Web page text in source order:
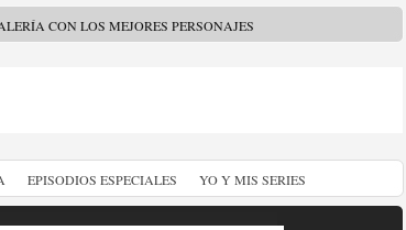
CON LOS MEJORES PERSONAJES
EPISODIOS ESPECIALES YO Y MIS SERIES